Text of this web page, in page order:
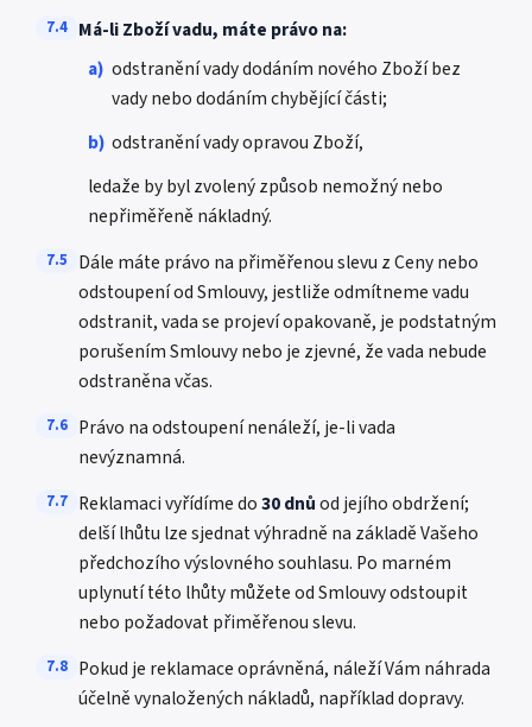
7.4 Má-li Zboží vadu, máte právo na:
a) odstranění vady dodáním nového Zboží bez
vady nebo dodáním chybějící části;
b) odstranění vady opravou Zboží,
ledaže by byl zvolený způsob nemožný nebo
nepřiměřeně nákladný.
7.5
Dále máte právo na přiměřenou slevu z Ceny nebo
odstoupení od Smlouvy, jestliže odmítneme vadu
odstranit, vada se projeví opakovaně, je podstatným
porušením Smlouvy nebo je zjevné, že vada nebude
odstraněna včas.
7.6 Právo na odstoupení nenáleží, je-li vada
nevýznamná.
7.7 Reklamaci vyřídíme do30 dnůod jejího obdržení;
delší lhůtu lze sjednat výhradně na základě Vašeho
předchozího výslovného souhlasu. Po marném
uplynutí této lhůty můžete od Smlouvy odstoupit
nebo požadovat přiměřenou slevu.
7.8 Pokud je reklamace oprávněná, náleží Vám náhrada
účelně vynaložených nákladů, například dopravy.